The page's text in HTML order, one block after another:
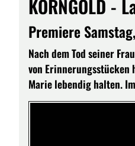
KORNGOLD -
Premiere
Nach dem Tod seiner
von Erinnerungsstücken
Marie lebendig halten.